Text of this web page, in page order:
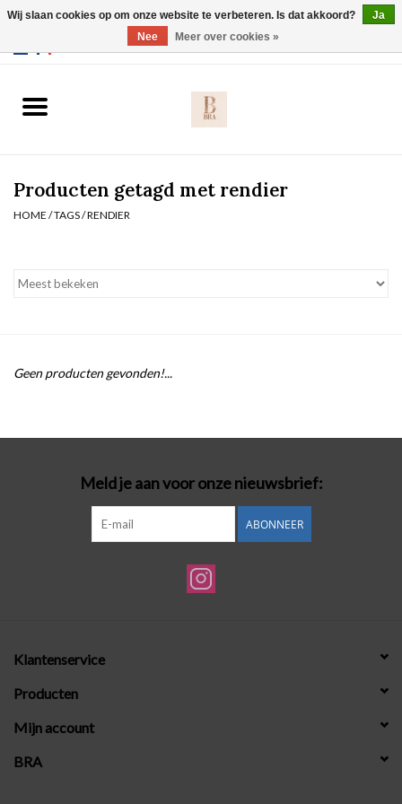
Slip
Nachtmode
Badmode
Lingerie-accessoires
Cadeaubonnen
Producten getagd met rendier
HOME /TAGS/RENDIER
Geen producten gevonden!...
Meld je aan voor onze nieuwsbrief:
ABONNEER
Klantenservice
Producten
Mijn account
BRA
Wij slaan cookies op om onze website te verbeteren. Is dat akkoord?
Ja
Nee
Meer over cookies »
Webshop werkt met EU maten. .